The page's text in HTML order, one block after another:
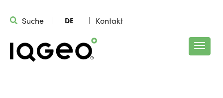
Suche DE Kontakt